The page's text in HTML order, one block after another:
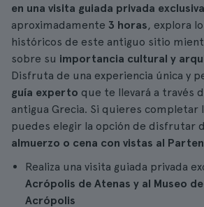
en una visita guiada privada exclusiva
aproximadamente 3 horas, explora
históricos de este antiguo sitio
sobre su importancia cultural y
Disfruta de una experiencia única y
guía experto que te llevará a través
antigua Grecia. Si quieres completar
puedes elegir la opción de disfrutar
almuerzo o cena con vistas al
Realiza una visita guiada privada
Acrópolis de Atenas y al Museo de
Acrópolis